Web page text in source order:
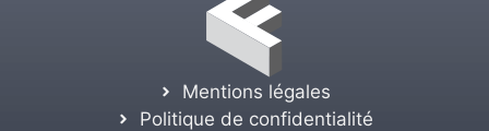
Mentions légales
Politique de confidentialité